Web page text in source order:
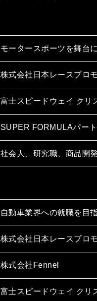
モータースポーツを舞台
株式会社⽇本レースプロ
富⼠スピードウェイ クリ
SUPER FORMULAパー
社会⼈、研究職、商品開
⾃動⾞業界への就職を⽬
株式会社⽇本レースプロ
株式会社Fennel
富⼠スピードウェイ クリ